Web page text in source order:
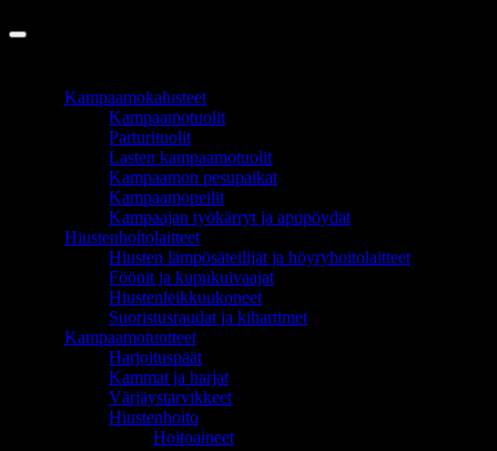
Kampaamokalusteet
Kampaamotuolit
Parturituolit
Lasten kampaamotuolit
Kampaamon pesupaikat
Kampaamopeilit
Kampaajan työkärryt ja apupöydät
Hiustenhoitolaitteet
Hiusten lämpösäteilijät ja höyryhoitolaitteet
Föönit ja kupukuivaajat
Hiustenleikkuukoneet
Suoristusraudat ja kihartimet
Kampaamotuotteet
Harjoituspäät
Kammat ja harjat
Värjäystarvikkeet
Hiustenhoito
Hoitoaineet